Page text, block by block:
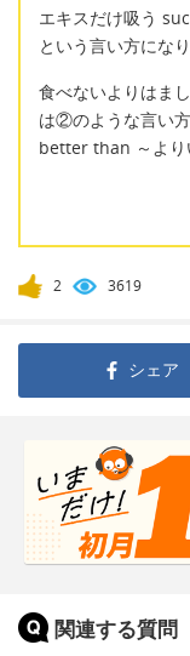
エキスだけ吸う
という言い方になり
食べないよりはまし
は②のような言い方
better than ～より
2 3619
シェア
関連する質問